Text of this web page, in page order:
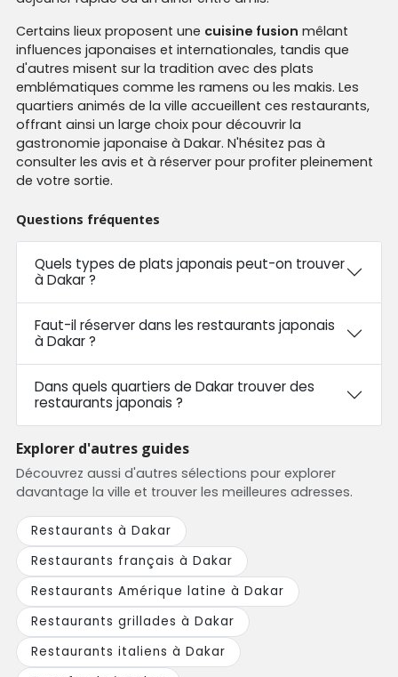
Certains lieux proposent une cuisine fusion mêlant
influences japonaises et internationales, tandis que
d'autres misent sur la tradition avec des plats
emblématiques comme les ramens ou les makis. Les
quartiers animés de la ville accueillent ces restaurants,
offrant ainsi un large choix pour découvrir la
gastronomie japonaise à Dakar. N'hésitez pas à
consulter les avis et à réserver pour profiter pleinement
de votre sortie.
Questions fréquentes
Quels types de plats japonais peut-on trouver
à Dakar ?
Faut-il réserver dans les restaurants japonais
à Dakar ?
Dans quels quartiers de Dakar trouver des
restaurants japonais ?
Explorer d'autres guides
Découvrez aussi d'autres sélections pour explorer
davantage la ville et trouver les meilleures adresses.
Restaurants à Dakar
Restaurants français à Dakar
Restaurants Amérique latine à Dakar
Restaurants grillades à Dakar
Restaurants italiens à Dakar